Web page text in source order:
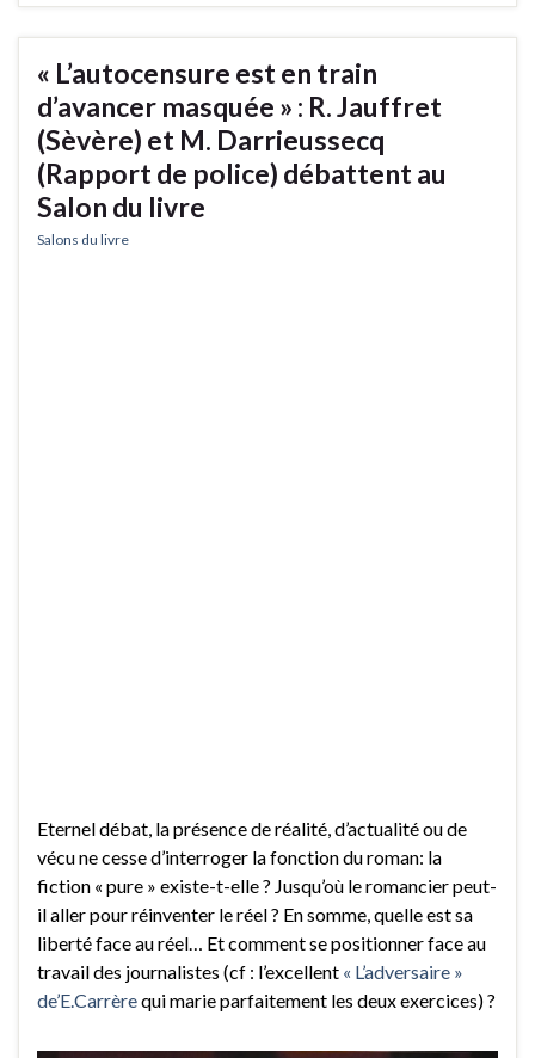
« L’autocensure est en train
d’avancer masquée » : R. Jauffret
(Sèvère) et M. Darrieussecq
(Rapport de police) débattent au
Salon du livre
Salons du livre
Eternel débat, la présence de réalité, d’actualité ou de
vécu ne cesse d’interroger la fonction du roman: la
fiction « pure » existe-t-elle ? Jusqu’où le romancier peut-
il aller pour réinventer le réel ? En somme, quelle est sa
liberté face au réel… Et comment se positionner face au
travail des journalistes (cf : l’excellent « L’adversaire »
de’E.Carrèrequi marie parfaitement les deux exercices) ?